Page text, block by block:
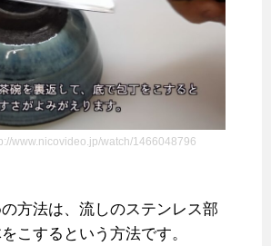
www.nicovideo.jp/watch/1466048796
方法は、流しのステンレス部
こするという方法です。